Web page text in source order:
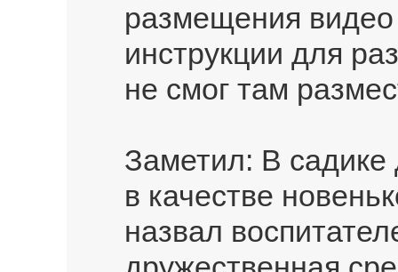
размещения
инструкции для
не смог там
Заметил: В
в качестве
назвал